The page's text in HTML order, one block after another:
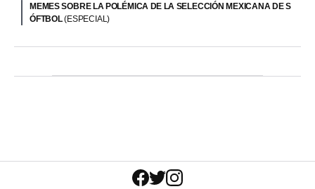
MEMES SOBRE LA POLÉMICA DE LA SELECCIÓN MEXICANA DE S
ÓFTBOL(ESPECIAL)